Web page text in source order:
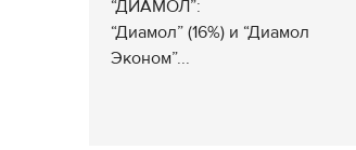
“ДИАМОЛ”:
“Диамол” (16%) и “Диамол
Эконом”...